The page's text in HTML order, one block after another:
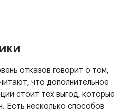
отказов говорит о том,
что дополнительное
стоит тех выгод, которые
Есть несколько способов